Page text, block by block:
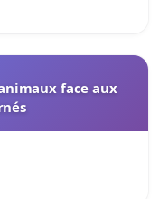
face aux